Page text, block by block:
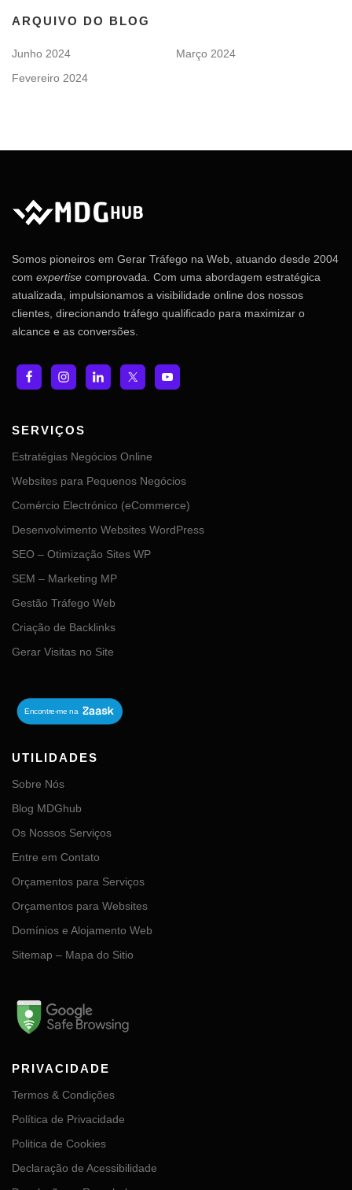
ARQUIVO DO BLOG
Junho 2024
Março 2024
Fevereiro 2024
Somos pioneiros em Gerar Tráfego na Web, atuando desde 2004
com expertise comprovada. Com uma abordagem estratégica
atualizada, impulsionamos a visibilidade online dos nossos
clientes, direcionando tráfego qualificado para maximizar o
alcance e as conversões.
SERVIÇOS
Estratégias Negócios Online
Websites para Pequenos Negócios
Comércio Electrónico (eCommerce)
Desenvolvimento Websites WordPress
SEO – Otimização Sites WP
SEM – Marketing MP
Gestão Tráfego Web
Criação de Backlinks
Gerar Visitas no Site
UTILIDADES
Sobre Nós
Blog MDGhub
Os Nossos Serviços
Entre em Contato
Orçamentos para Serviços
Orçamentos para Websites
Domínios e Alojamento Web
Sitemap – Mapa do Sitio
PRIVACIDADE
Termos & Condições
Política de Privacidade
Politica de Cookies
Declaração de Acessibilidade